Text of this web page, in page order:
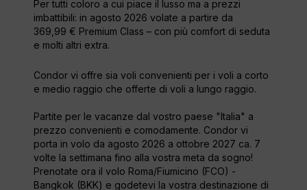
Per tutti coloro a cui piace il lusso ma a prezzi
imbattibili: in agosto 2026 volate a partire da
369,99 € Premium Class – con più comfort di seduta
e molti altri extra.
Condor vi offre sia voli convenienti per i voli a corto
e medio raggio che offerte di voli a lungo raggio.
Partite per le vacanze dal vostro paese "Italia" a
prezzo convenienti e comodamente. Condor vi
porta in volo da agosto 2026 a ottobre 2027 ca. 7
volte la settimana fino alla vostra meta da sogno!
Prenotate ora il volo Roma/Fiumicino (FCO) -
Bangkok (BKK) e godetevi la vostra destinazione di